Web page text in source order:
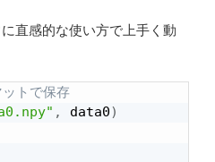
直感的な使い方で上手く動
トで保存
, data0)